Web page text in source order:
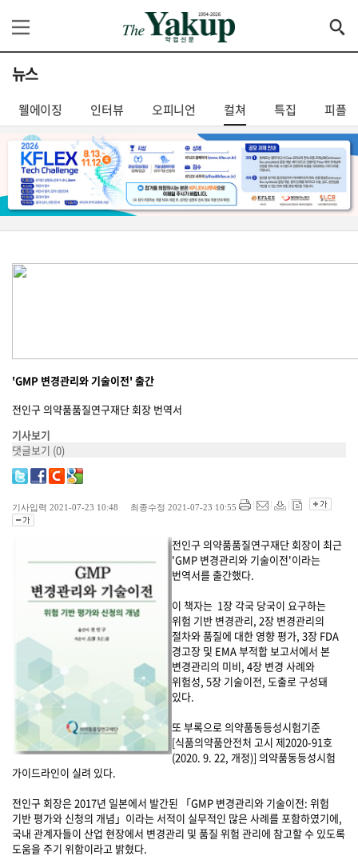
뉴스
웰에이징 인터뷰 오피니언 컬쳐 특집 피플
'GMP 변경관리와 기술이전' 출간
전인구 의약품품질연구재단 회장 번역서
기사보기
댓글보기 (0)
기사입력 2021-07-23 10:48 최종수정 2021-07-23 10:55
전인구 의약품품질연구재단 회장이 최근
'GMP 변경관리와 기술이전'이라는
번역서를 출간했다.
이 책자는 1장 각국 당국이 요구하는
위험 기반 변경관리, 2장 변경관리의
절차와 품질에 대한 영향 평가, 3장 FDA
경고장 및 EMA 부적합 보고서에서 본
변경관리의 미비, 4장 변경 사례와
위험성, 5장 기술이전, 도출로 구성돼
있다.
또 부록으로 의약품동등성시험기준
[식품의약품안전처 고시 제2020-91호
(2020. 9. 22, 개정)] 의약품동등성시험
가이드라인이 실려 있다.
전인구 회장은 2017년 일본에서 발간된 「GMP 변경관리와 기술이전: 위험
기반 평가와 신청의 개념」이라는 서적이 실무적인 많은 사례를 포함하였기에,
국내 관계자들이 산업 현장에서 변경관리 및 품질 위험 관리에 참고할 수 있도록
도움을 주기 위함이라고 밝혔다.